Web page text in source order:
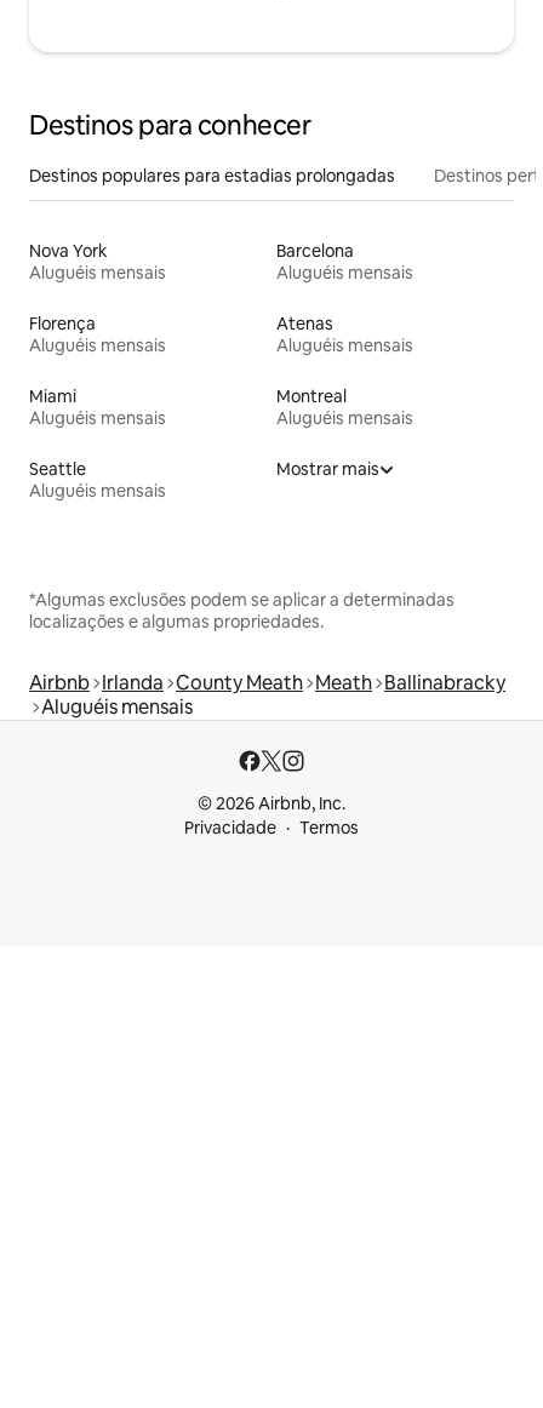
Destinos para conhecer
Destinos populares para estadias prolongadas Destinos
Nova York
Aluguéis mensais
Barcelona
Aluguéis mensais
Florença
Aluguéis mensais
Atenas
Aluguéis mensais
Miami
Aluguéis mensais
Montreal
Aluguéis mensais
Seattle
Aluguéis mensais
Mostrar mais
*Algumas exclusões podem se aplicar a determinadas
localizações e algumas propriedades.
Airbnb Irlanda County Meath Meath Ballinabracky
Aluguéis mensais
© 2026 Airbnb, Inc.
Privacidade
Termos